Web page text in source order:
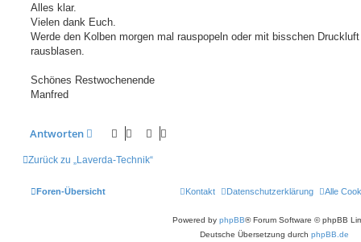
i
r
a
Alles klar.
Vielen dank Euch.
Werde den Kolben morgen mal rauspopeln oder mit bisschen Druckluft
rausblasen.
Schönes Restwochenende
Manfred
Antworten
Zurück zu „Laverda-Technik“
Foren-Übersicht Alle
Datenschutzerklärung
Kontakt
Powered by phpBB® Forum Software © phpBB
Deutsche Übersetzung durch phpBB.de